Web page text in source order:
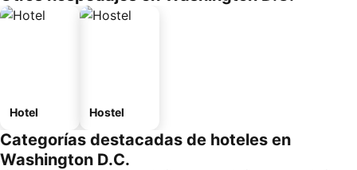
Hotel Hostel
Categorías destacadas de hoteles en
Washington D.C.